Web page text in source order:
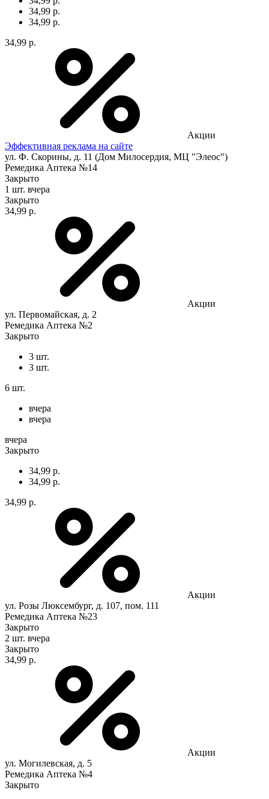
34,99 р.
34,99 р.
34,99 р.
Акции
Эффективная реклама на сайте
ул. Ф. Скорины, д. 11 (Дом Милосердия, МЦ "Элеос")
Ремедика Аптека №14
Закрыто
1 шт. вчера
Закрыто
34,99 р.
Акции
ул. Первомайская, д. 2
Ремедика Аптека №2
Закрыто
3 шт.
3 шт.
6 шт.
вчера
вчера
вчера
Закрыто
34,99 р.
34,99 р.
34,99 р.
Акции
ул. Розы Люксембург, д. 107, пом. 111
Ремедика Аптека №23
Закрыто
2 шт. вчера
Закрыто
34,99 р.
Акции
ул. Могилевская, д. 5
Ремедика Аптека №4
Закрыто